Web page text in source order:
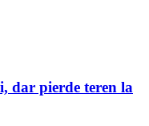
dar pierde teren la